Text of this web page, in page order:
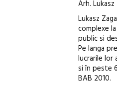
Arh. Lukasz
Lukasz
complexe
public si
Pe langa
lucrarile lor
si în peste
BAB 2010.